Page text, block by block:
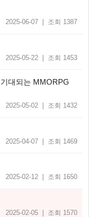
2025-06-07 | 조회 1387
2025-05-22 | 조회 1453
대되는 MMORPG
2025-05-02 | 조회 1432
2025-04-07 | 조회 1469
2025-02-12 | 조회 1650
2025-02-05 | 조회 1570